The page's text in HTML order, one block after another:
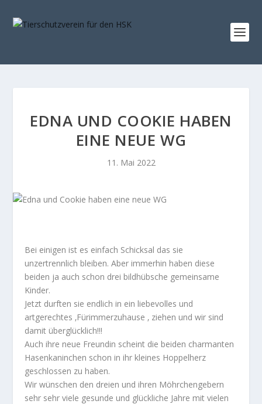
EDNA UND COOKIE HABEN
EINE NEUE WG
11. Mai 2022
Bei einigen ist es einfach Schicksal das sie
unzertrennlich bleiben. Aber immerhin haben diese
beiden ja auch schon drei bildhübsche gemeinsame
Kinder.
Jetzt durften sie endlich in ein liebevolles und
artgerechtes ‚Fürimmerzuhause ‚ ziehen und wir sind
damit überglücklich!!!
Auch ihre neue Freundin scheint die beiden charmanten
Hasenkaninchen schon in ihr kleines Hoppelherz
geschlossen zu haben.
Wir wünschen den dreien und ihren Möhrchengebern
sehr sehr viele gesunde und glückliche Jahre mit vielen